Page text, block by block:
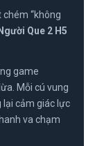
“không
Que 2 H5
game
Mỗi cú vung
lại cảm giác lực
va chạm